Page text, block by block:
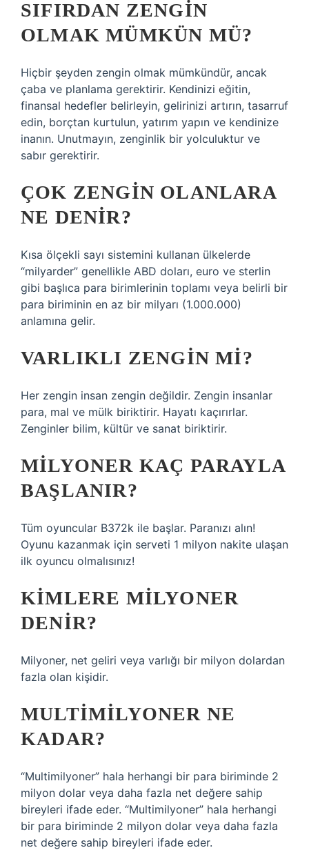
SIFIRDAN ZENGIN
OLMAK MÜMKÜN MÜ?
Hiçbir şeyden zengin olmak mümkündür, ancak
çaba ve planlama gerektirir. Kendinizi eğitin,
finansal hedefler belirleyin, gelirinizi artırın, tasarruf
edin, borçtan kurtulun, yatırım yapın ve kendinize
inanın. Unutmayın, zenginlik bir yolculuktur ve
sabır gerektirir.
ÇOK ZENGIN OLANLARA
NE DENIR?
Kısa ölçekli sayı sistemini kullanan ülkelerde
“milyarder” genellikle ABD doları, euro ve sterlin
gibi başlıca para birimlerinin toplamı veya belirli bir
para biriminin en az bir milyarı (1.000.000)
anlamına gelir.
VARLIKLI ZENGIN MI?
Her zengin insan zengin değildir. Zengin insanlar
para, mal ve mülk biriktirir. Hayatı kaçırırlar.
Zenginler bilim, kültür ve sanat biriktirir.
MILYONER KAÇ PARAYLA
BAŞLANIR?
Tüm oyuncular B372k ile başlar. Paranızı alın!
Oyunu kazanmak için serveti 1 milyon nakite ulaşan
ilk oyuncu olmalısınız!
KIMLERE MILYONER
DENIR?
Milyoner, net geliri veya varlığı bir milyon dolardan
fazla olan kişidir.
MULTIMILYONER NE
KADAR?
“Multimilyoner” hala herhangi bir para biriminde 2
milyon dolar veya daha fazla net değere sahip
bireyleri ifade eder. “Multimilyoner” hala herhangi
bir para biriminde 2 milyon dolar veya daha fazla
net değere sahip bireyleri ifade eder.